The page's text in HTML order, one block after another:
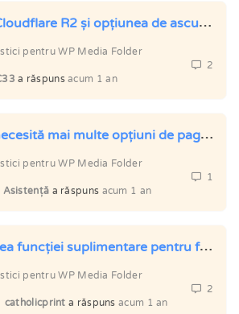
Backblaze B2, Cloudflare R2 și opțiunea de ascundere de persoanele care nu sunt administratori.
pentru WP Media Folder
a răspunsacum 1 an
2
addon Galerie necesită mai multe opțiuni de paginare și modificări ale shortcode-ului.
pentru WP Media Folder
Asistență a răspuns acum 1 an
1
pentru adăugarea funcției suplimentare pentru folderul galeriei
pentru WP Media Folder
catholicprint a răspunsacum 1 an
2